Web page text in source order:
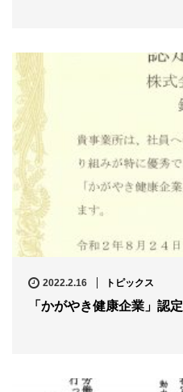
2022.2.16 トピックス
「かがやき健康企業」認定